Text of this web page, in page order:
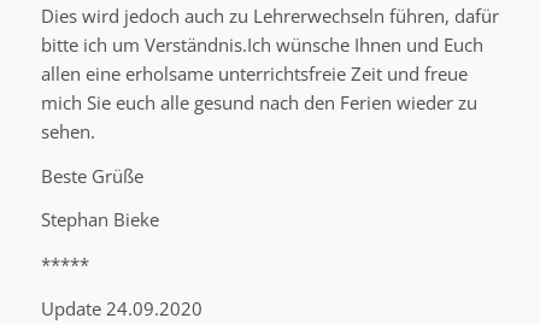
Dies wird jedoch auch zu Lehrerwechseln führen, dafür
bitte ich um Verständnis.Ich wünsche Ihnen und Euch
allen eine erholsame unterrichtsfreie Zeit und freue
mich Sie euch alle gesund nach den Ferien wieder zu
sehen.
Beste Grüße
Stephan Bieke
*****
Update 24.09.2020